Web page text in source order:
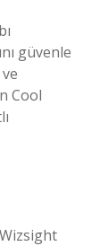
güvenle
Cool